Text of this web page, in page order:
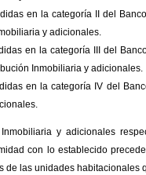
en la categoría II del
y adicionales.
en la categoría III del
Inmobiliaria y adicionales.
en la categoría IV del
y adicionales
con lo establecido
las unidades habitacionales